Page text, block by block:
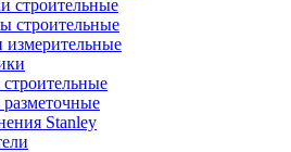
строительные
строительные
измерительные
Stanley